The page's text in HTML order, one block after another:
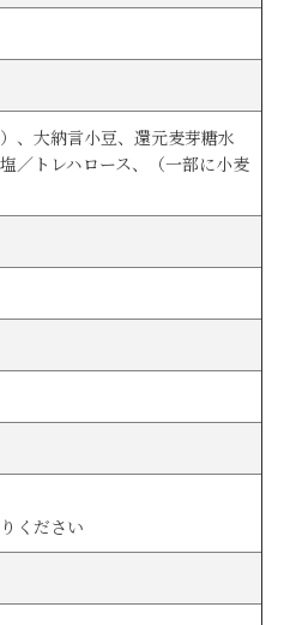
、大納言小豆、還元麦芽糖水
／トレハロース、（一部に小麦
ください